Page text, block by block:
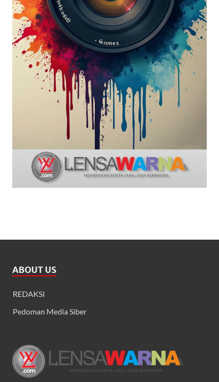
ABOUT US
REDAKSI
Pedoman Media Siber